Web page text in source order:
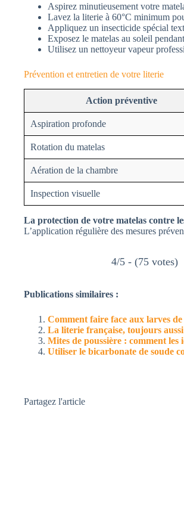
Aspirez minutieusement votre
Lavez la literie à 60°C minimum
Appliquez un insecticide spécial
Exposez le matelas au soleil
Utilisez un nettoyeur vapeur
Prévention et entretien de votre literie
Action préventive
Aspiration profonde
Rotation du matelas
Aération de la chambre
Inspection visuelle
La protection de votre matelas contre
L’application régulière des mesures
4/5 - (75 votes)
Publications similaires :
Comment faire face aux larves
La literie française, toujours
Mites de poussière : comment
Utiliser le bicarbonate de soude
Partagez l'article